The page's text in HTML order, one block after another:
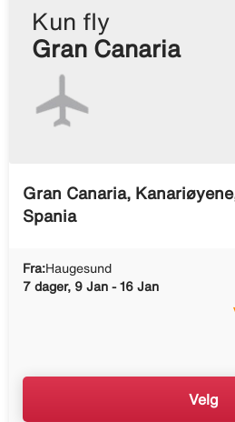
Kun fly
Gran Canaria
Gran Canaria, Kanariøyene,
Spania
Fra:Haugesund
7 dager, 9 Jan - 16 Jan
Velg